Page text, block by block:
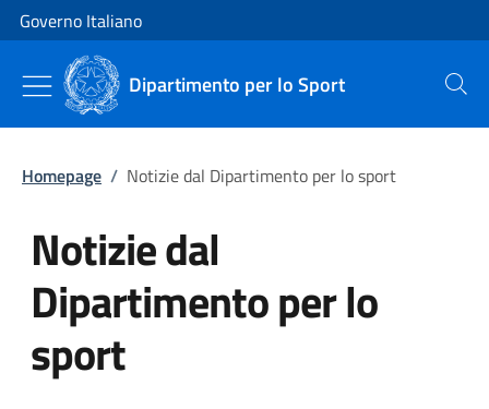
Vai al contenuto
Vai alla navigazione del sito
Governo Italiano
Dipartimento per lo Sport Cerca
Homepage / Notizie dal Dipartimento per lo sport
Notizie dal
Dipartimento per lo
sport